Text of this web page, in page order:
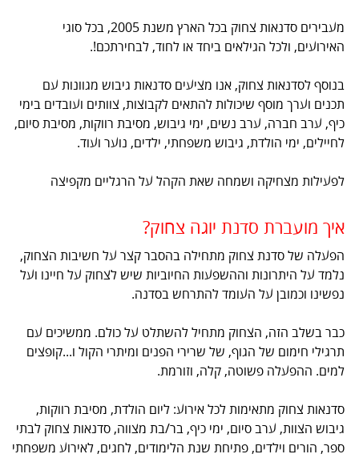
מעבירים סדנאות צחוק בכל הארץ משנת 2005, בכל סוגי
האירועים, ולכל הגילאים ביחד או לחוד, לבחירתכם!.
בנוסף לסדנאות צחוק, אנו מציעים סדנאות גיבוש מגוונות עם
תכנים וערך מוסף שיכולות להתאים לקבוצות, צוותים ועובדים בימי
כיף, ערב חברה, ערב נשים, ימי גיבוש, מסיבת רווקות, מסיבת סיום,
לחיילים, ימי הולדת, גיבוש משפחתי, ילדים, נוער ועוד.
לפעילות מצחיקה ושמחה שאת הקהל על הרגליים מקפיצה
איך מועברת סדנת יוגה צחוק?
הפעלה של סדנת צחוק מתחילה בהסבר קצר על חשיבות הצחוק,
נלמד על היתרונות וההשפעות החיוביות שיש לצחוק על חיינו ועל
נפשינו וכמובן על העומד להתרחש בסדנה.
כבר בשלב הזה, הצחוק מתחיל להשתלט על כולם. ממשיכים עם
תרגילי חימום של הגוף, של שרירי הפנים ומיתרי הקול ו...קופצים
למים. ההפעלה פשוטה, קלה, וזורמת.
סדנאות צחוק מתאימות לכל אירוע: ליום הולדת, מסיבת רווקות,
גיבוש הצוות, ערב סיום, ימי כיף, בר/בת מצווה, סדנאות צחוק לבתי
ספר, הורים וילדים, פתיחת שנת הלימודים, לחגים, לאירוע משפחתי